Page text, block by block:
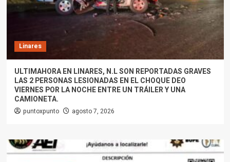
Linares
ULTIMAHORA EN LINARES, N.L SON REPORTADAS GRAVES
LAS 2 PERSONAS LESIONADAS EN EL CHOQUE DEO
VIERNES POR LA NOCHE ENTRE UN TRÁILER Y UNA
CAMIONETA.
puntoxpunto agosto 7, 2026